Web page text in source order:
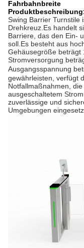
Fahrbahnbreite
Swing Barrier Turnstile
Drehkreuz.Es handelt
Barriere, das den Ein-
soll.Es besteht aus
Gehäusegröße beträgt
Stromversorgung
Ausgangsspannung
gewährleisten, verfügt
Notfallmaßnahmen,
ausgeschaltetem
zuverlässige und
Umgebungen